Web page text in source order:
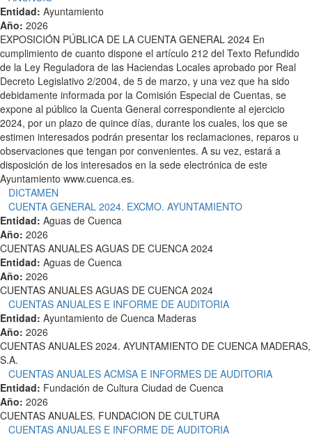
Entidad: Ayuntamiento
Año: 2026
EXPOSICIÓN PÚBLICA DE LA CUENTA GENERAL 2024 En
cumplimiento de cuanto dispone el artículo 212 del Texto Refundido
de la Ley Reguladora de las Haciendas Locales aprobado por Real
Decreto Legislativo 2/2004, de 5 de marzo, y una vez que ha sido
debidamente informada por la Comisión Especial de Cuentas, se
expone al público la Cuenta General correspondiente al ejercicio
2024, por un plazo de quince días, durante los cuales, los que se
estimen interesados podrán presentar los reclamaciones, reparos u
observaciones que tengan por convenientes. A su vez, estará a
disposición de los interesados en la sede electrónica de este
Ayuntamiento www.cuenca.es.
DICTAMEN
CUENTA GENERAL 2024. EXCMO. AYUNTAMIENTO
Entidad: Aguas de Cuenca
Año: 2026
CUENTAS ANUALES AGUAS DE CUENCA 2024
Entidad: Aguas de Cuenca
Año: 2026
CUENTAS ANUALES AGUAS DE CUENCA 2024
CUENTAS ANUALES E INFORME DE AUDITORIA
Entidad: Ayuntamiento de Cuenca Maderas
Año: 2026
CUENTAS ANUALES 2024. AYUNTAMIENTO DE CUENCA MADERAS,
S.A.
CUENTAS ANUALES ACMSA E INFORMES DE AUDITORIA
Entidad: Fundación de Cultura Ciudad de Cuenca
Año: 2026
CUENTAS ANUALES. FUNDACION DE CULTURA
CUENTAS ANUALES E INFORME DE AUDITORIA